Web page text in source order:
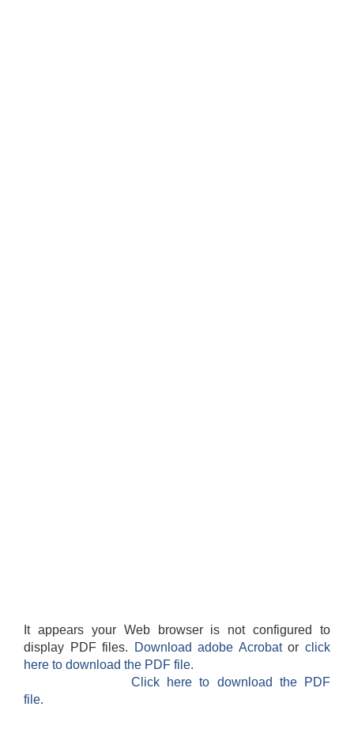
It appears your Web browser is not configured to
display PDF files.
Download adobe Acrobatorclick
here to download the PDF file.
Click here to download the PDF
file.